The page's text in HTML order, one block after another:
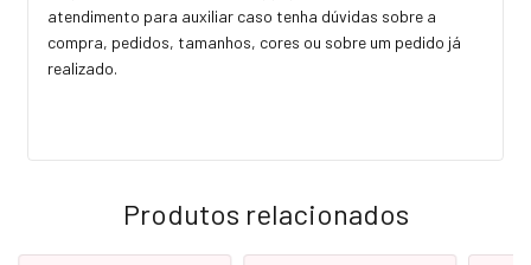
atendimento para auxiliar caso tenha dúvidas sobre a
compra, pedidos, tamanhos, cores ou sobre um pedido já
realizado.
Produtos relacionados